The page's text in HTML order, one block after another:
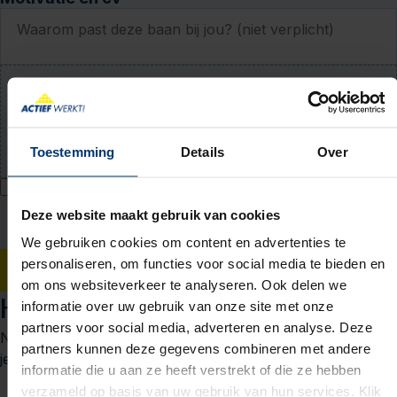
Toestemming Details Over
Deze website maakt gebruik van cookies
We gebruiken cookies om content en advertenties te
personaliseren, om functies voor social media te bieden en
om ons websiteverkeer te analyseren. Ook delen we
informatie over uw gebruik van onze site met onze
partners voor social media, adverteren en analyse. Deze
partners kunnen deze gegevens combineren met andere
informatie die u aan ze heeft verstrekt of die ze hebben
verzameld op basis van uw gebruik van hun services. Klik
Waarom past deze baan bij jou? (niet verplicht)
via WhatsApp. Toestemming voor WhatsApp kan ik intrekken bij mijn
vestiging. Ik accepteer hetprivacy statement.
Solliciteren
Het sollicitatieproces
Nieuwsgierig naar wat je kunt verwachten? We leggen het
je graag uit.